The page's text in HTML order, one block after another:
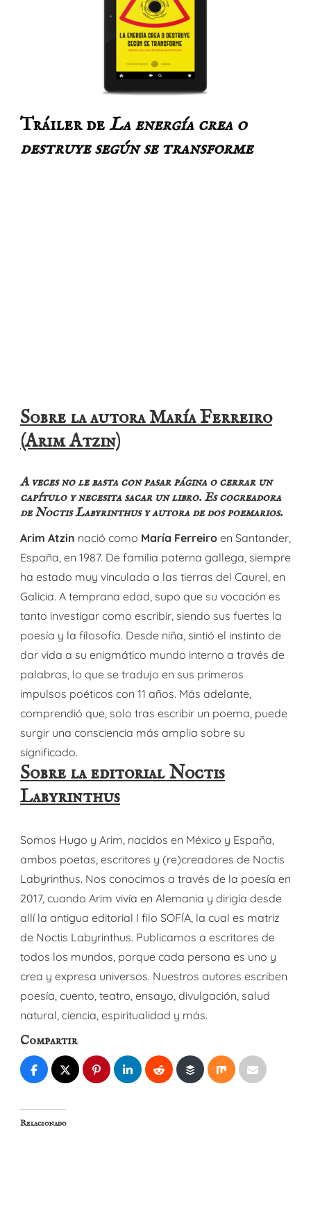
Tráiler deLa energía crea o
destruye según se transforme
Sobre la autora María Ferreiro
(Arim Atzin)
A veces no le basta con pasar página o cerrar un
capítulo y necesita sacar un libro. Es cocreadora
de Noctis Labyrinthus y autora de dos poemarios.
Arim Atzin nació como María Ferreiro en Santander,
España, en 1987. De familia paterna gallega, siempre
ha estado muy vinculada a las tierras del Caurel, en
Galicia. A temprana edad, supo que su vocación es
tanto investigar como escribir, siendo sus fuertes la
poesía y la filosofía. Desde niña, sintió el instinto de
dar vida a su enigmático mundo interno a través de
palabras, lo que se tradujo en sus primeros
impulsos poéticos con 11 años. Más adelante,
comprendió que, solo tras escribir un poema, puede
surgir una consciencia más amplia sobre su
significado.
Sobre la editorial Noctis
Labyrinthus
Somos Hugo y Arim, nacidos en México y España,
ambos poetas, escritores y (re)creadores de Noctis
Labyrinthus. Nos conocimos a través de la poesía en
2017, cuando Arim vivía en Alemania y dirigía desde
allí la antigua editorial I filo SOFÍA, la cual es matriz
de Noctis Labyrinthus. Publicamos a escritores de
todos los mundos, porque cada persona es uno y
crea y expresa universos. Nuestros autores escriben
poesía, cuento, teatro, ensayo, divulgación, salud
natural, ciencia, espiritualidad y más.
Compartir
Relacionado